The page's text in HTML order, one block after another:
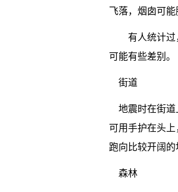
飞落，烟囱可
有人统计过，
可能有些差别。
街道
地震时在街道
可用手护在头
跑向比较开阔
森林